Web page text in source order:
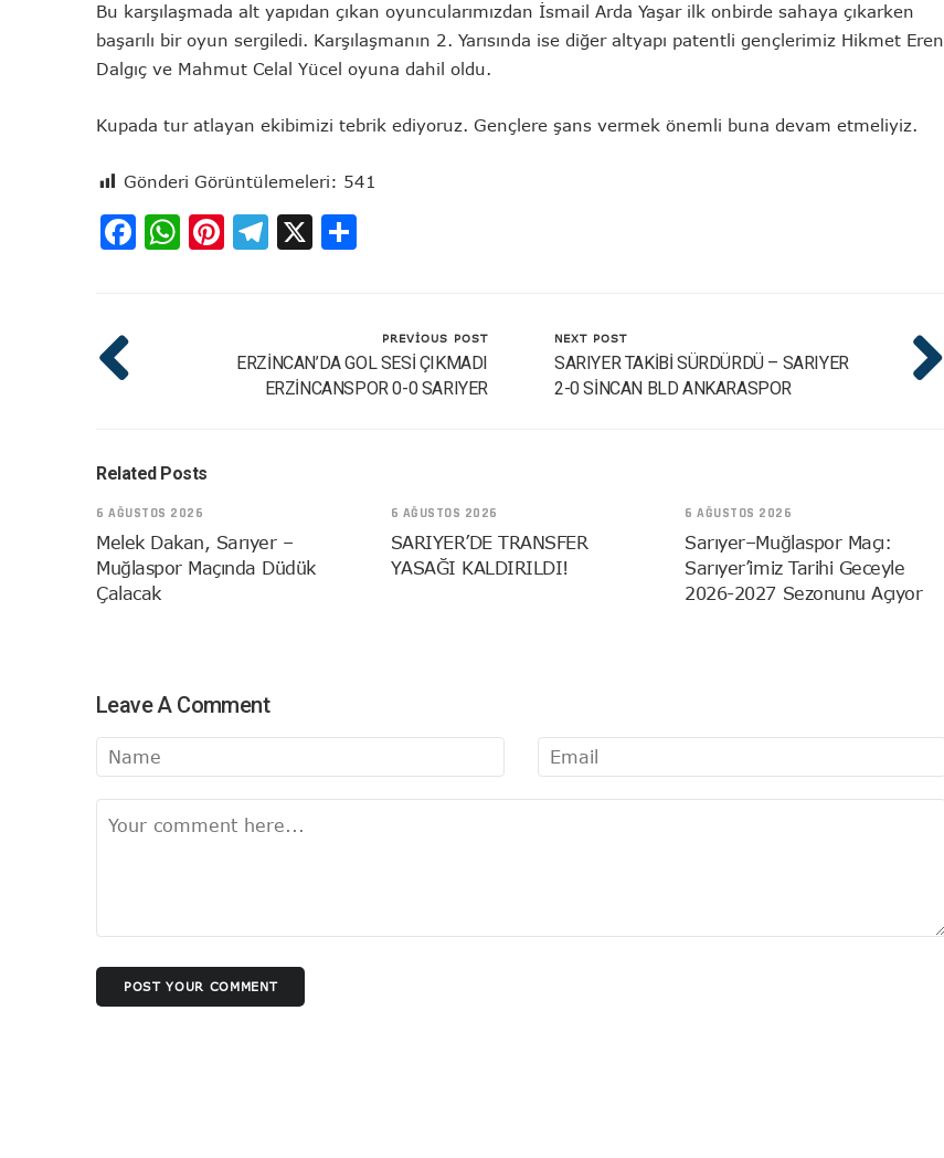
Bu karşılaşmada alt yapıdan çıkan oyuncularımızdan İsmail Arda Yaşar ilk onbirde sahaya çıkarken
başarılı bir oyun sergiledi. Karşılaşmanın 2. Yarısında ise diğer altyapı patentli gençlerimiz Hikmet Eren
Dalgıç ve Mahmut Celal Yücel oyuna dahil oldu.
Kupada tur atlayan ekibimizi tebrik ediyoruz. Gençlere şans vermek önemli buna devam etmeliyiz.
Gönderi Görüntülemeleri: 541
Facebook
WhatsApp
Pinterest
Telegram
X
PREVIOUS POST
ERZİNCAN’DA GOL SESİ ÇIKMADI
ERZİNCANSPOR 0-0 SARIYER
NEXT POST
SARIYER TAKİBİ SÜRDÜRDÜ – SARIYER
2-0 SİNCAN BLD ANKARASPOR
Related Posts
6 AĞUSTOS 2026
Melek Dakan, Sarıyer –
Muğlaspor Maçında Düdük
Çalacak
6 AĞUSTOS 2026
SARIYER’DE TRANSFER
YASAĞI KALDIRILDI!
6 AĞUSTOS 2026
Sarıyer–Muğlaspor Maçı:
Sarıyer’imiz Tarihi Geceyle
2026-2027 Sezonunu Açıyor
Leave A Comment
POST YOUR COMMENT